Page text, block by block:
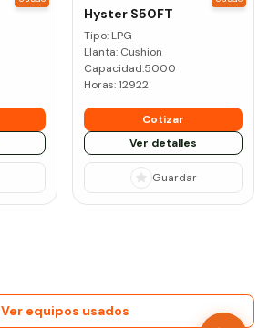
Hyster S50FT
Tipo: LPG
Llanta: Cushion
Capacidad:5000
Horas:12922
Cotizar
Ver detalles
Guardar
Ver equipos usados